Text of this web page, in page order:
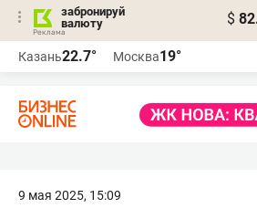
забронируй
валюту
$
Казань22.7° Москва19°
9 мая 2025, 15:09